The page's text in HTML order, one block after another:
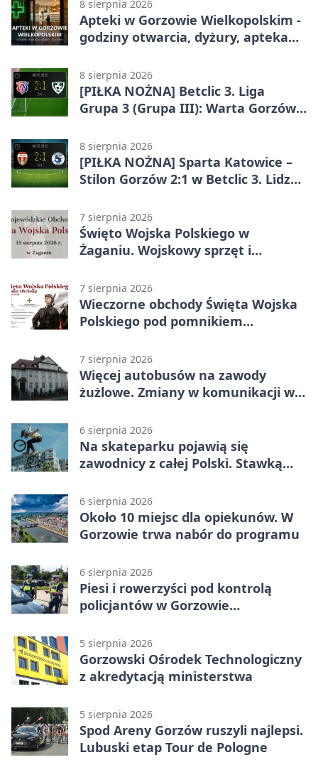
8 sierpnia 2026
Apteki w Gorzowie Wielkopolskim -
godziny otwarcia, dyżury, apteka
8 sierpnia 2026
[PIŁKA NOŻNA] Betclic 3. Liga
Grupa 3 (Grupa III): Warta Gorzów
8 sierpnia 2026
[PIŁKA NOŻNA] Sparta Katowice –
Stilon Gorzów 2:1 w Betclic 3. Lidze
stracili zwycięstwo w doliczonym
czasie
7 sierpnia 2026
Święto Wojska Polskiego w
Żaganiu. Wojskowy sprzęt i
7 sierpnia 2026
Wieczorne obchody Święta Wojska
Polskiego pod pomnikiem
7 sierpnia 2026
Więcej autobusów na zawody
żużlowe. Zmiany w komunikacji w
6 sierpnia 2026
Na skateparku pojawią się
zawodnicy z całej Polski. Stawką
6 sierpnia 2026
Około 10 miejsc dla opiekunów. W
Gorzowie trwa nabór do programu
6 sierpnia 2026
Piesi i rowerzyści pod kontrolą
policjantów w Gorzowie
5 sierpnia 2026
Gorzowski Ośrodek Technologiczny
z akredytacją ministerstwa
5 sierpnia 2026
Spod Areny Gorzów ruszyli najlepsi.
Lubuski etap Tour de Pologne